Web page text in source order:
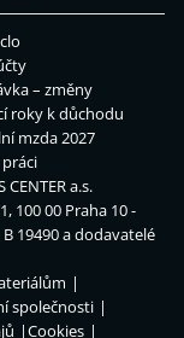
– změny
roky k důchodu
mzda 2027
CENTER a.s.
100 00 Praha 10 -
B 19490 a dodavatelé
společnosti
Cookies